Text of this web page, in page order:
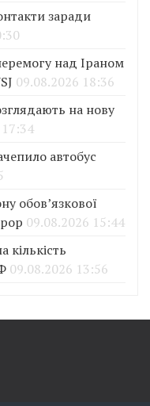
заради
над Іраном
09.08.2026 18:36
на нову
автобус
обов’язкової
09.08.2026 15:44
кількість
09.08.2026 13:56